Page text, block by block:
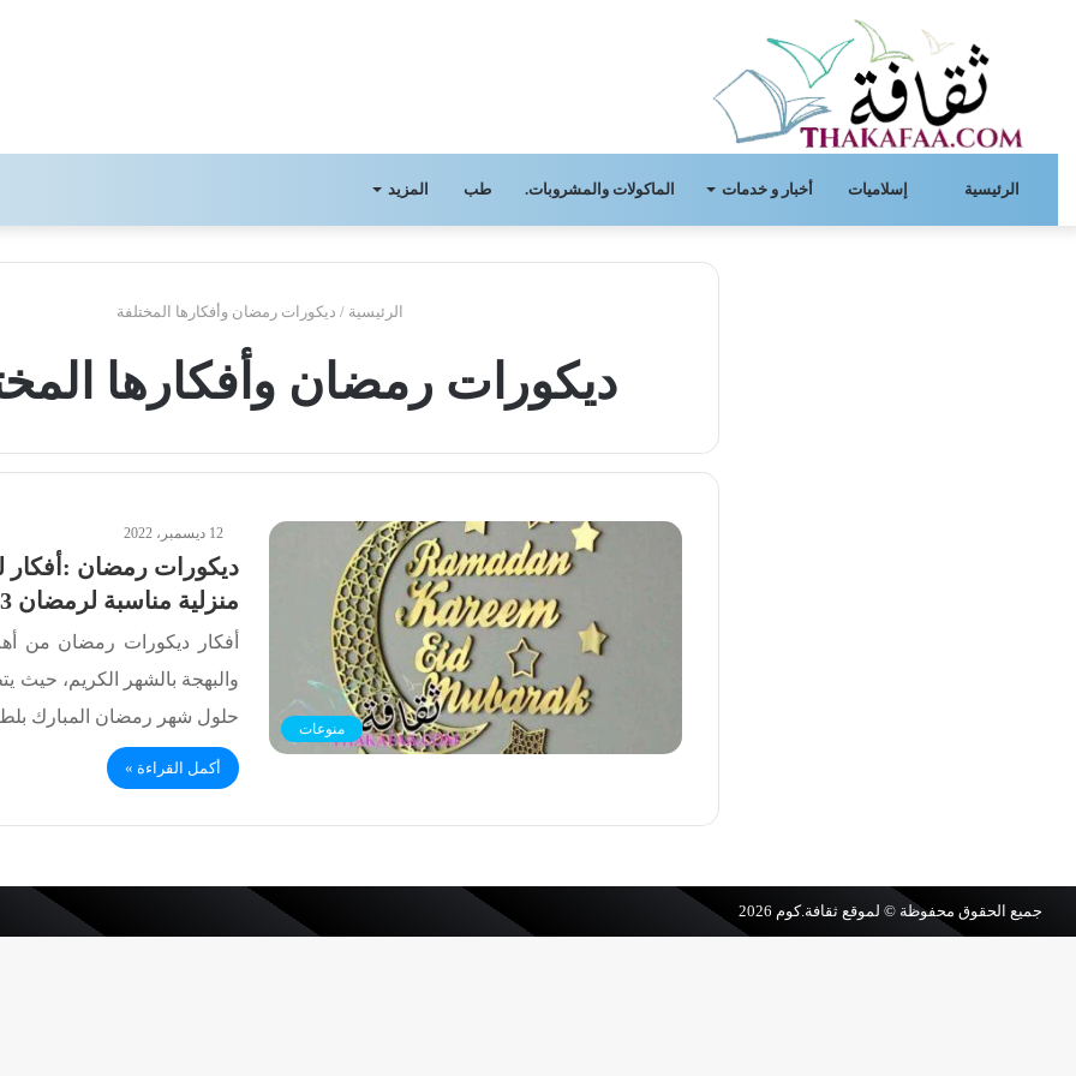
الرئيسية إسلاميات أخبار و خدمات الماكولات والمشروبات. طب المزيد
الرئيسية / ديكورات رمضان وأفكارها المختلفة
ديكورات رمضان وأفكارها
منوعات
12 ديسمبر، 2022
ديكورات رمضان :أفكار
منزلية مناسبة لرمضان 2023
أفكار ديكورات رمضان من
والبهجة بالشهر الكريم، حيث
حلول شهر رمضان المبارك
أكمل القراءة »
جميع الحقوق محفوظة © لموقعثقافة.كوم